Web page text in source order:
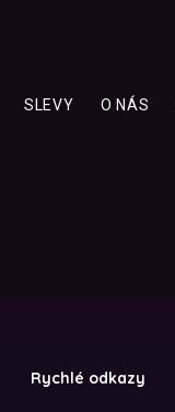
SLEVY O NÁS
Rychlé odkazy